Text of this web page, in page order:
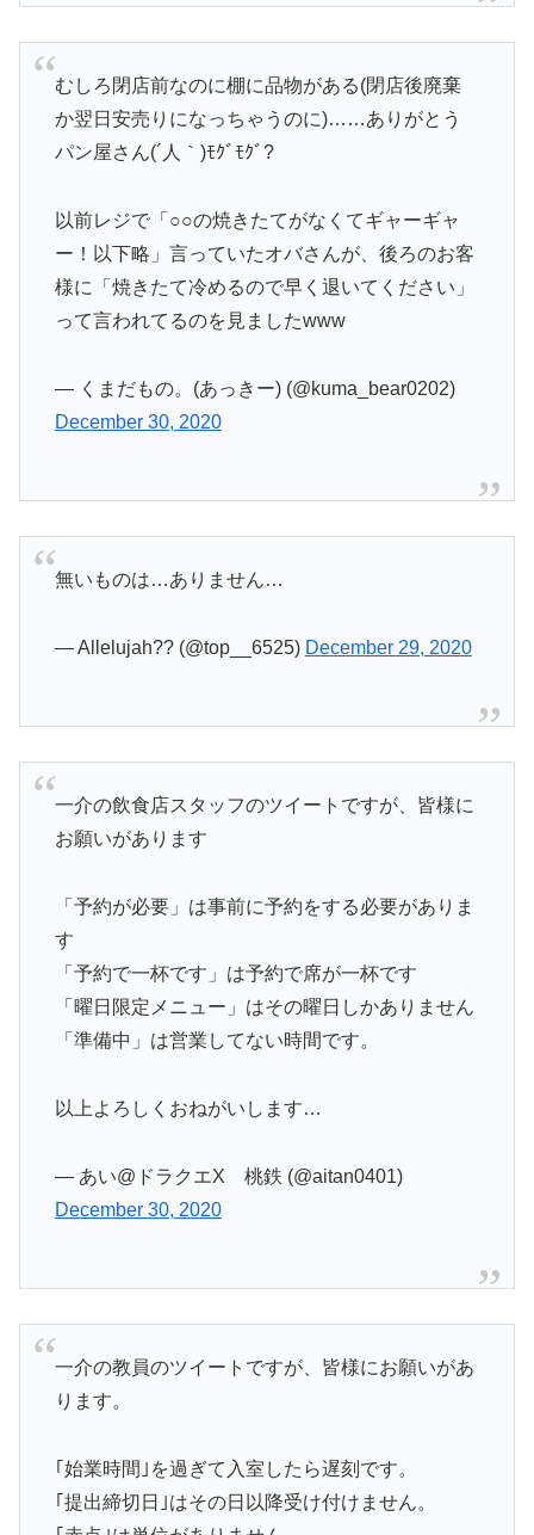
むしろ閉店前なのに棚に品物がある(閉店後廃棄
か翌日安売りになっちゃうのに)……ありがとう
パン屋さん(´人｀)ﾓｸﾞﾓｸﾞ?
以前レジで「○○の焼きたてがなくてギャーギャ
ー！以下略」言っていたオバさんが、後ろのお客
様に「焼きたて冷めるので早く退いてください」
って言われてるのを見ましたwww
— くまだもの。(あっきー) (@kuma_bear0202)
December 30, 2020
無いものは…ありません…
— Allelujah?? (@top__6525) December 29, 2020
一介の飲食店スタッフのツイートですが、皆様に
お願いがあります
「予約が必要」は事前に予約をする必要がありま
す
「予約で一杯です」は予約で席が一杯です
「曜日限定メニュー」はその曜日しかありません
「準備中」は営業してない時間です。
以上よろしくおねがいします…
— あい@ドラクエX 桃鉄 (@aitan0401)
December 30, 2020
一介の教員のツイートですが、皆様にお願いがあ
ります。
｢始業時間｣を過ぎて入室したら遅刻です。
｢提出締切日｣はその日以降受け付けません。